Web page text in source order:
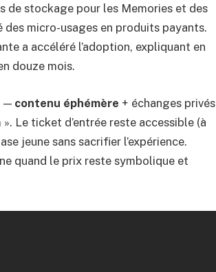
de stockage pour les Memories et des
micro-usages en produits payants.
a accéléré l’adoption, expliquant en
douze mois.
— contenu éphémère + échanges privés
Le ticket d’entrée reste accessible (à
jeune sans sacrifier l’expérience.
quand le prix reste symbolique et